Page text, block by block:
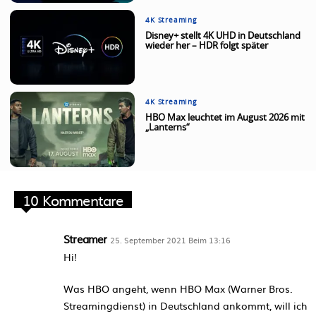
4K Streaming
Disney+ stellt 4K UHD in Deutschland
wieder her – HDR folgt später
4K Streaming
HBO Max leuchtet im August 2026 mit
„Lanterns“
10 Kommentare
Streamer 25. September 2021 Beim 13:16
Hi!
Was HBO angeht, wenn HBO Max (Warner Bros.
Streamingdienst) in Deutschland ankommt, will ich